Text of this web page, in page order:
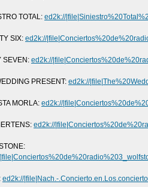
TOTAL: ed2k://
SIX: ed2k://
SEVEN: ed2k://
PRESENT: ed2k://
MORLA: ed2k://
ed2k://
ed2k://|file|Nach.-